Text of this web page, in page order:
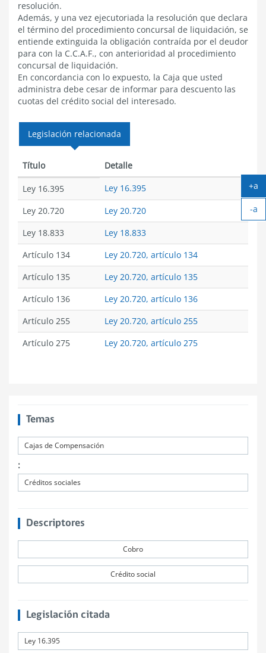
resolución.
Además, y una vez ejecutoriada la resolución que declara
el término del procedimiento concursal de liquidación, se
entiende extinguida la obligación contraída por el deudor
para con la C.C.A.F., con anterioridad al procedimiento
concursal de liquidación.
En concordancia con lo expuesto, la Caja que usted
administra debe cesar de informar para descuento las
cuotas del crédito social del interesado.
Legislación relacionada
Título Detalle
Ley 16.395
Ley 16.395
Ley 20.720
Ley 20.720
Ley 18.833
Ley 18.833
Artículo 134
Ley 20.720, artículo 134
Artículo 135
Ley 20.720, artículo 135
Artículo 136
Ley 20.720, artículo 136
Artículo 255
Ley 20.720, artículo 255
Artículo 275
Ley 20.720, artículo 275
Temas
Cajas de Compensación
:
Créditos sociales
Descriptores
Cobro
Crédito social
Legislación citada
Ley 16.395
+a
-a